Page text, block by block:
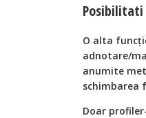
O alta
adnotare/
anumite
schimbarea
Doar